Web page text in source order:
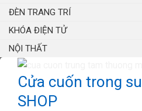
ĐÈN TRANG TRÍ
KHÓA ĐIỆN TỬ
NỘI THẤT
Cửa cuốn trong
SHOP